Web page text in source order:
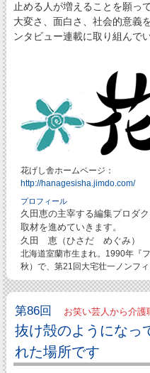
止める人が増えることを願っ
大変さ、面白さ、社会的意義
ンタビュー連載に取り組んで
花げし舎ホームページ：
http://hanagesisha.jimdo.com/
プロフィール
久田恵の主宰する編集プロダ
取材を進めていきます。
久田 恵（ひさだ めぐみ）
北海道室蘭市生まれ。1990年『
秋）で、第21回大宅壮一ノンフィ
第86回 お笑い芸人から介護
抜け殻のようになっ
れた場所です